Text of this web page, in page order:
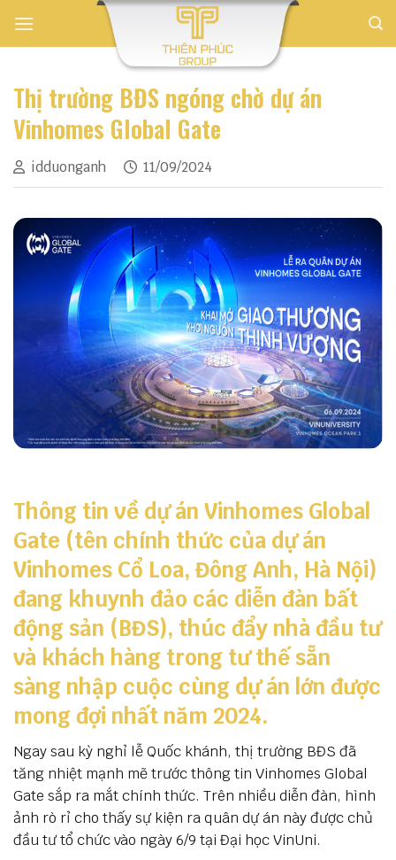
Thị trường BĐS ngóng chờ dự án
Vinhomes Global Gate
idduonganh 11/09/2024
Thông tin về dự án Vinhomes Global
Gate (tên chính thức của dự án
Vinhomes Cổ Loa, Đông Anh, Hà Nội)
đang khuynh đảo các diễn đàn bất
động sản (BĐS), thúc đẩy nhà đầu tư
và khách hàng trong tư thế sẵn
sàng nhập cuộc cùng dự án lớn được
mong đợi nhất năm 2024.
Ngay sau kỳ nghỉ lễ Quốc khánh, thị trường BĐS đã
tăng nhiệt mạnh mẽ trước thông tin Vinhomes Global
Gate sắp ra mắt chính thức. Trên nhiều diễn đàn, hình
ảnh rò rỉ cho thấy sự kiện ra quân dự án này được chủ
đầu tư tổ chức vào ngày 6/9 tại Đại học VinUni.